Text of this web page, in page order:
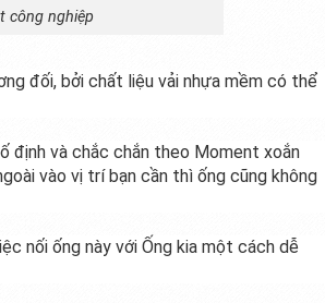
công nghiệp
đối, bởi chất liệu vải nhựa mềm có thể
định và chắc chắn theo Moment xoắn
vào vị trí bạn cần thì ống cũng không
nối ống này với Ống kia một cách dễ